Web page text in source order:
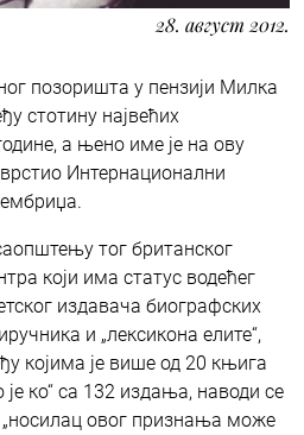
28. август 2012.
позоришта у пензији Милка
стотину највећих
а њено име је на ову
Интернационални
тог британског
који има статус водећег
издавача биографских
и „лексикона елите“,
којима је више од 20 књига
је ко“ са 132 издања, наводи се
„носилац овог признања може